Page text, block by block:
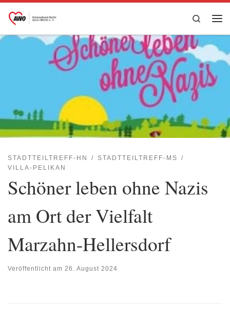
Zum Inhalt springen
Search
STADTTEILTREFF-HN
STADTTEILTREFF-MS
VILLA-PELIKAN
Schöner leben ohne Nazis
am Ort der Vielfalt
Marzahn-Hellersdorf
Veröffentlicht am 26. August 2024